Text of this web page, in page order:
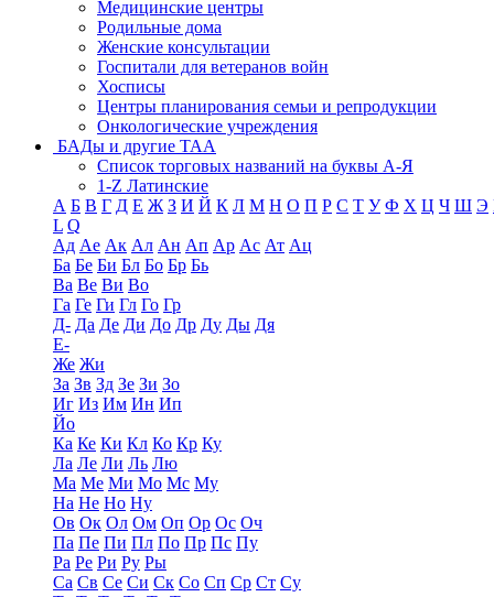
Медицинские центры
Родильные дома
Женские консультации
Госпитали для ветеранов войн
Хосписы
Центры планирования семьи и репродукции
Онкологические учреждения
БАДы и другие ТАА
Список торговых названий на буквы А-Я
1-Z Латинские
А Б В Г Д Е Ж З И Й К Л М Н О П Р С Т У Ф Х Ц Ч Ш Э
L Q
Ад Ае Ак Ал Ан Ап Ар Ас Ат Ац
Ба Бе Би Бл Бо Бр Бь
Ва Ве Ви Во
Га Ге Ги Гл Го Гр
Д- Да Де Ди До Др Ду Ды Дя
Е-
Же Жи
За Зв Зд Зе Зи Зо
Иг Из Им Ин Ип
Йо
Ка Ке Ки Кл Ко Кр Ку
Ла Ле Ли Ль Лю
Ма Ме Ми Мо Мс Му
На Не Но Ну
Ов Ок Ол Ом Оп Ор Ос Оч
Па Пе Пи Пл По Пр Пс Пу
Ра Ре Ри Ру Ры
Са Св Се Си Ск Со Сп Ср Ст Су